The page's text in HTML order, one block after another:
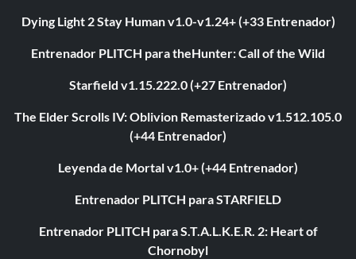
Dying Light 2 Stay Human v1.0-v1.24+ (+33 Entrenador)
Entrenador PLITCH para theHunter: Call of the Wild
Starfield v1.15.222.0 (+27 Entrenador)
The Elder Scrolls IV: Oblivion Remasterizado v1.512.105.0
(+44 Entrenador)
Leyenda de Mortal v1.0+ (+44 Entrenador)
Entrenador PLITCH para STARFIELD
Entrenador PLITCH para S.T.A.L.K.E.R. 2: Heart of
Chornobyl